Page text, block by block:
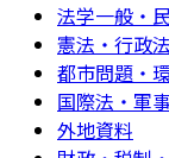
法学一般・
憲法・行政
都市問題・
国際法・軍
外地資料